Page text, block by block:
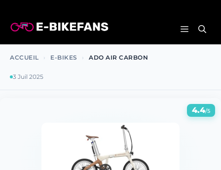
MENU
ACCUEIL › E-BIKES › ADO AIR CARBON
3 Juil 2025
4.4/5